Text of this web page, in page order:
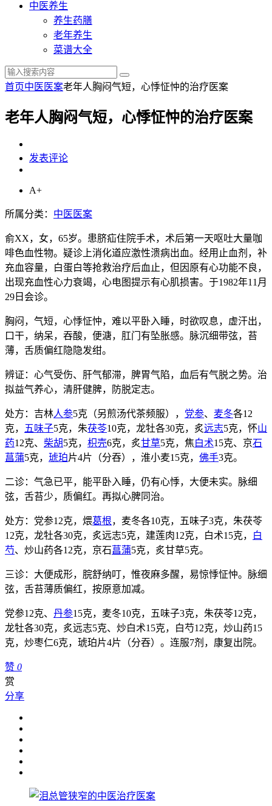
中医养生
养生药膳
老年养生
菜谱大全
首页中医医案老年人胸闷气短，心悸怔忡的治疗医案
老年人胸闷气短，心悸怔忡的治疗医案
发表评论
A+
所属分类： 中医医案
俞XX，女，65岁。患脐疝住院手术，术后第一天呕吐大量咖
啡色血性物。疑诊上消化道应激性溃病出血。经用止血剂，补
充血容量，白蛋白等抢救治疗后血止，但因原有心功能不良，
出现充血性心力衰竭，心电图提示有心肌损害。于1982年11月
29日会诊。
胸闷，气短，心悸怔忡，难以平卧入睡，时欲叹息，虚汗出，
口干，纳呆，吞酸，便溏，肛门有坠胀感。脉沉细带弦，苔
薄，舌质偏红隐隐发绀。
辨证：心气受伤、肝气郁滞，脾胃气陷，血后有气脱之势。治
拟益气养心，清肝健脾，防脱定志。
处方：吉林人参5克（另煎汤代茶频服）， 党参、 麦冬各12
克，
五味子5克，朱茯苓10克，龙牡各30克，炙远志5克，怀山
药12克、 柴胡5克， 枳壳6克，炙甘草5克，焦白术15克、京石
菖蒲5克， 琥珀片4片（分吞），淮小麦15克， 佛手3克。
二诊：气急已平，能平卧入睡，仍有心悸，大便未实。脉细
弦，舌苔少，质偏红。再拟心脾同治。
处方：党参12克，煨葛根，麦冬各10克，五味子3克，朱茯苓
12克，龙牡各30克，炙远志5克，建莲肉12克，白术15克，
白
芍、炒山药各12克，京石菖蒲5克，炙甘草5克。
三诊：大便成形，脘舒纳叮，惟夜麻多醒，易惊悸怔忡。脉细
弦，舌苔薄质偏红，按原意加减。
党参12克、 丹参15克，麦冬10克，五味子3克，朱茯苓12克，
龙牡各30克，炙远志5克、炒白术15克，白芍12克，炒山药15
克，炒枣仁6克，琥珀片4片（分吞）。连服7剂，康复出院。
赞 0
赏
分享